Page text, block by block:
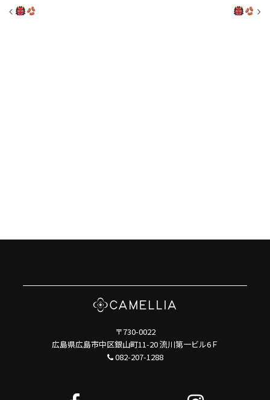
投稿ナビゲーション
〒730-0022
広島県広島市中区銀山町11-20 流川第一ビル6Ｆ
082-207-1288